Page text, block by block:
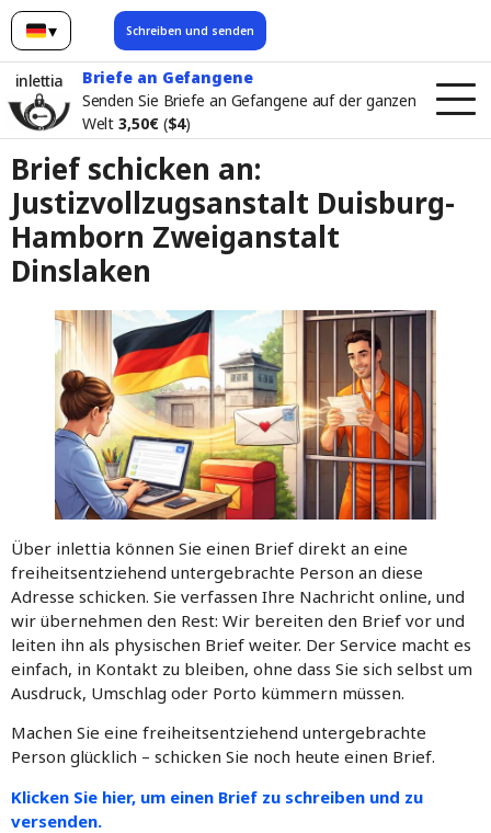
▾
Deutsch Schreiben und senden
inlettia
Briefe an Gefangene
Senden Sie Briefe an Gefangene auf der ganzen
Welt 3,50€ ($4)
Brief schicken an:
Justizvollzugsanstalt Duisburg-
Hamborn Zweiganstalt
Dinslaken
Über inlettia können Sie einen Brief direkt an eine
freiheitsentziehend untergebrachte Person an diese
Adresse schicken. Sie verfassen Ihre Nachricht online, und
wir übernehmen den Rest: Wir bereiten den Brief vor und
leiten ihn als physischen Brief weiter. Der Service macht es
einfach, in Kontakt zu bleiben, ohne dass Sie sich selbst um
Ausdruck, Umschlag oder Porto kümmern müssen.
Machen Sie eine freiheitsentziehend untergebrachte
Person glücklich – schicken Sie noch heute einen Brief.
Klicken Sie hier, um einen Brief zu schreiben und zu
versenden.